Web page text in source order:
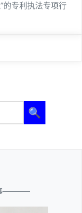
的专利执法专项行
🔍
事————